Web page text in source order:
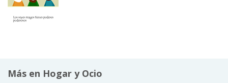
Más en Hogar y Ocio